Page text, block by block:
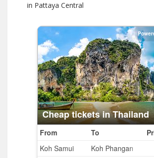
in Pattaya Central